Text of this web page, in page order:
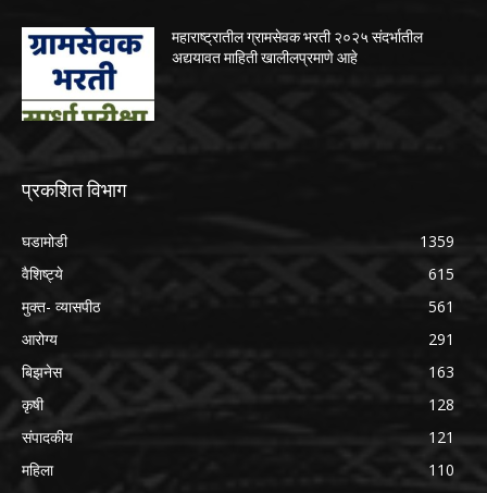
महाराष्ट्रातील ग्रामसेवक भरती २०२५ संदर्भातील
अद्ययावत माहिती खालीलप्रमाणे आहे
प्रकशित विभाग
घडामोडी
1359
वैशिष्ट्ये
615
मुक्त- व्यासपीठ
561
आरोग्य
291
बिझनेस
163
कृषी
128
संपादकीय
121
महिला
110